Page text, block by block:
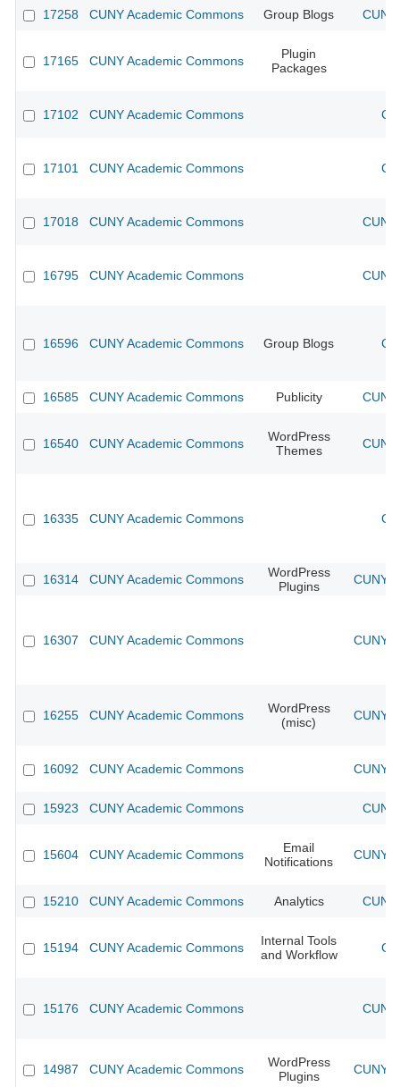
17258 CUNY Academic Commons Group Blogs
17165 CUNY Academic Commons
Plugin
Packages
17102 CUNY Academic Commons
17101 CUNY Academic Commons
17018 CUNY Academic Commons
16795 CUNY Academic Commons
16596 CUNY Academic Commons Group Blogs
16585 CUNY Academic Commons Publicity
16540 CUNY Academic Commons
WordPress
Themes
16335 CUNY Academic Commons
16314 CUNY Academic Commons
WordPress
Plugins
CUNY
16307 CUNY Academic Commons CUNY
16255 CUNY Academic Commons
WordPress
(misc)
CUNY
16092 CUNY Academic Commons CUNY
15923 CUNY Academic Commons
15604 CUNY Academic Commons
Email
Notifications
CUNY
15210 CUNY Academic Commons Analytics
15194 CUNY Academic Commons
Internal Tools
and Workflow
15176 CUNY Academic Commons
14987 CUNY Academic Commons
WordPress
Plugins
CUNY